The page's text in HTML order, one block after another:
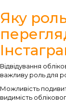
Яку
Відвідування
важливу роль для
Можливість
видимість